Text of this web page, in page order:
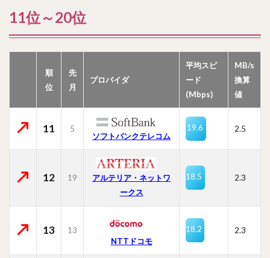
11位～20位
順
位
先
月
プロバイダ
平均スピ
ード
(Mbps)
MB/s
換算
値
11 5
ソフトバンクテレコム
19.6 2.5
12 19
アルテリア・ネットワ
ークス
18.5 2.3
13
13
NTTドコモ
18.2 2.3